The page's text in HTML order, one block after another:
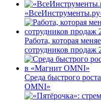
Работа, которая
сотрудников продаж
Среда быстрого
OMNI»